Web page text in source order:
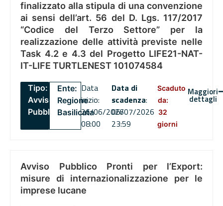
finalizzato alla stipula di una convenzione
ai sensi dell’art. 56 del D. Lgs. 117/2017
“Codice del Terzo Settore” per la
realizzazione delle attività previste nelle
Task 4.2 e 4.3 del Progetto LIFE21-NAT-
IT-LIFE TURTLENEST 101074584
Tipo:
Avviso
Pubblico
Ente:
Regione
Basilicata
Data
inizio:
26/06/2026
08:00
Data di
scadenza:
06/07/2026
23:59
Scaduto
da:
32
giorni
Maggiori
dettagli
Avviso Pubblico Pronti per l’Export:
misure di internazionalizzazione per le
imprese lucane